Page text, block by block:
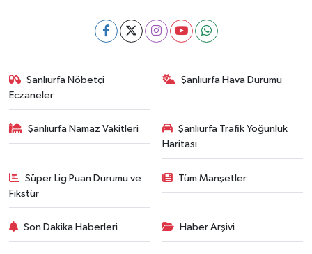
Şanlıurfa Nöbetçi
Eczaneler
Şanlıurfa Hava Durumu
Şanlıurfa Namaz Vakitleri
Şanlıurfa Trafik Yoğunluk
Haritası
Süper Lig Puan Durumu ve
Fikstür
Tüm Manşetler
Son Dakika Haberleri Haber Arşivi